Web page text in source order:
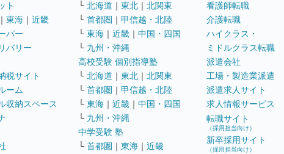
ト
東海 ｜ 近畿
パー
バリー
税サイト
ーム
収納スペース
└ 北海道 ｜ 東北 ｜ 北関東
└ 首都圏 ｜ 甲信越・北陸
└ 東海 ｜ 近畿 ｜ 中国・四国
└ 九州・沖縄
高校受験 個別指導塾
└ 北海道 ｜ 東北 ｜ 北関東
└ 首都圏 ｜ 甲信越・北陸
└ 東海 ｜ 近畿 ｜ 中国・四国
└ 九州・沖縄
中学受験 塾
└ 首都圏 ｜ 東海 ｜ 近畿
看護師転職
介護転職
ハイクラス・
ミドルクラス転職
派遣会社
工場・製造業派遣
派遣求人サイト
求人情報サービス
転職サイト
（採用担当向け）
新卒採用サイト
（採用担当向け）